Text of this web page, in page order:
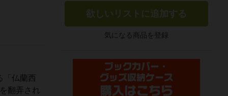
「仏蘭西
翻弄され
欲しいリストに追加する
気になる商品を登録